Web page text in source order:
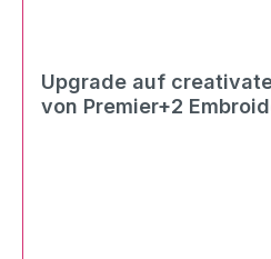
Upgrade auf
von Premier+2 Embroidery als digitaler